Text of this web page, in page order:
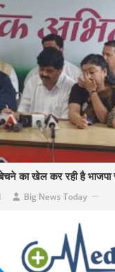
बेचने का खेल कर रही है
Big News Today